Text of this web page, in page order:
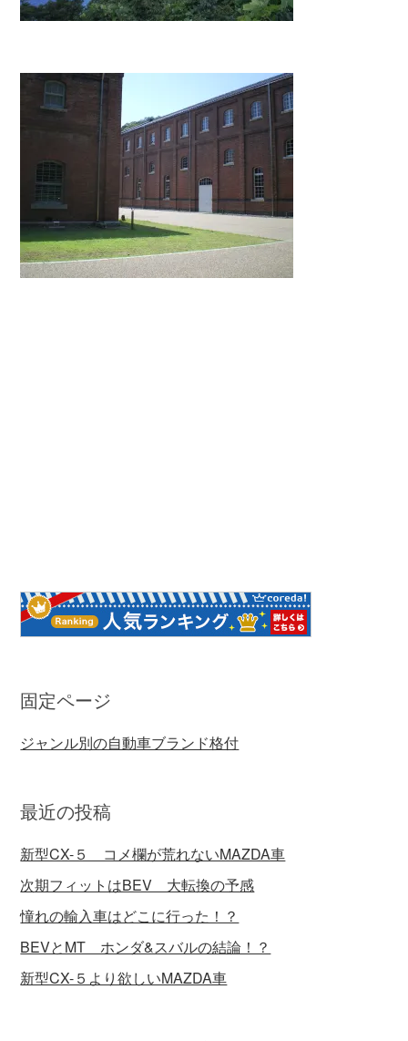
固定ページ
ジャンル別の自動車ブランド格付
最近の投稿
新型CX-５ コメ欄が荒れないMAZDA車
次期フィットはBEV 大転換の予感
憧れの輸入車はどこに行った！？
BEVとMT ホンダ&スバルの結論！？
新型CX-５より欲しいMAZDA車